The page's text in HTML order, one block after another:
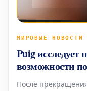
МИРОВЫЕ НОВОСТИ
Puig
возможности
После